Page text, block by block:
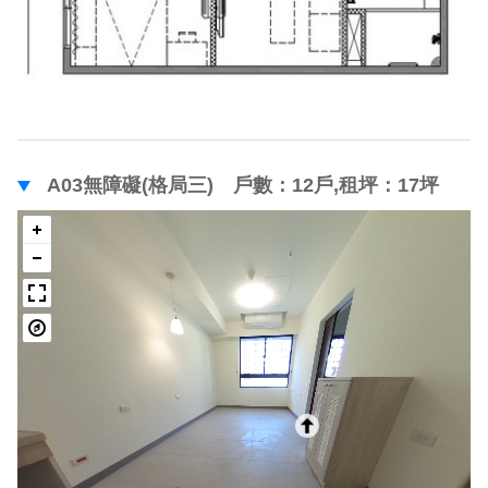
A03無障礙(格局三) 戶數：12戶,租坪：17坪